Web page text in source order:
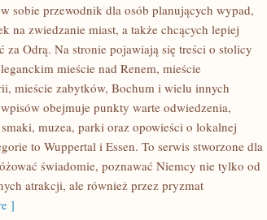
sobie przewodnik dla osób planujących wypad,
na zwiedzanie miast, a także chcących lepiej
za Odrą. Na stronie pojawiają się treści o stolicy
mieście nad Renem, mieście
mieście zabytków, Bochum i wielu innych
obejmuje punkty warte odwiedzenia,
muzea, parki oraz opowieści o lokalnej
to Wuppertal i Essen. To serwis stworzone dla
świadomie, poznawać Niemcy nie tylko od
atrakcji, ale również przez pryzmat
]